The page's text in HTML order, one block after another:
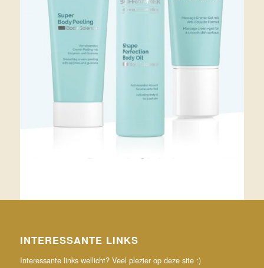
INTERESSANTE LINKS
Interessante links wellicht? Veel plezier op deze site :)